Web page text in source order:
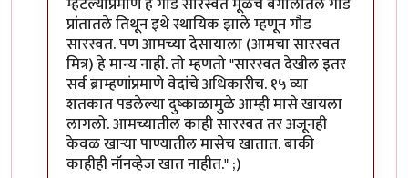
प्रांतातले तिथून इथे स्थायिक झाले म्हणून गौड
सारस्वत. पण आमच्या देसायाला (आमचा सारस्वत
मित्र) हे मान्य नाही. तो म्हणतो "सारस्वत देखील इतर
सर्व ब्राम्हणांप्रमाणे वेदांचे अधिकारीच. १५ व्या
शतकात पडलेल्या दुष्काळामुळे आम्ही मासे खायला
लागलो. आमच्यातील काही सारस्वत तर अजूनही
केवळ खार्‍या पाण्यातील मासेच खातात. बाकी
काहीही नॉनव्हेज खात नाहीत." ;)